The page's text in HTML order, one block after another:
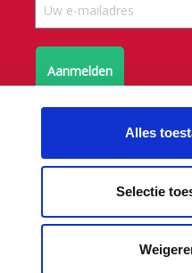
Alles
Selectie
Aanmelden
Volg ons op X
Volg ons op facebook